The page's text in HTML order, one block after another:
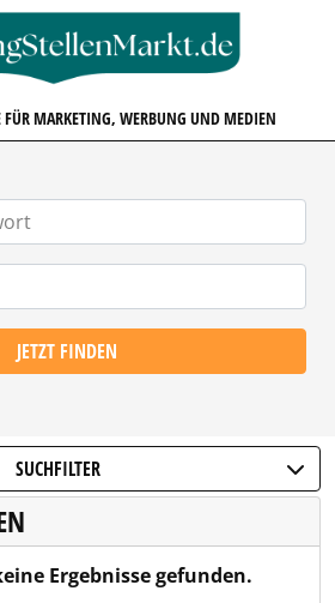
FÜR MARKETING, WERBUNG UND MEDIEN
JETZT FINDEN
SUCHFILTER
Ergebnisse gefunden.